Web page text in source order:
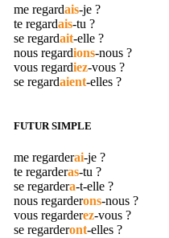
me regardais-je ?
te regardais-tu ?
se regardait-elle ?
nous regardions-nous ?
vous regardiez-vous ?
se regardaient-elles ?
FUTUR SIMPLE
me regarderai-je ?
te regarderas-tu ?
se regardera-t-elle ?
nous regarderons-nous ?
vous regarderez-vous ?
se regarderont-elles ?